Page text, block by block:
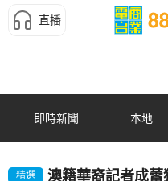
直播
即時新聞 本地
精選
澳籍華裔記者成